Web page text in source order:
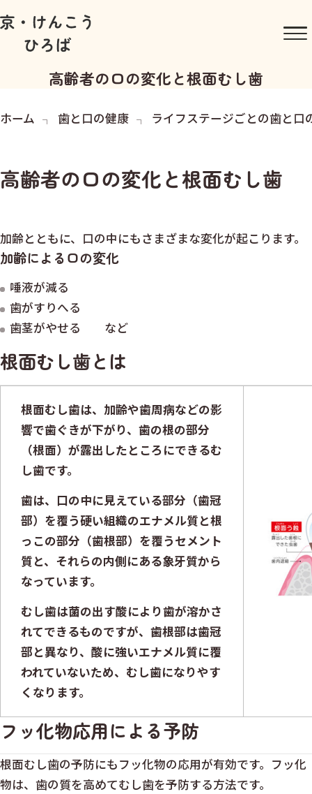
高齢者の口の変化と根面むし歯
ホーム 歯と口の健康 ライフステージごとの歯と口
高齢者の口の変化と根面むし歯
加齢とともに、口の中にもさまざまな変化が起こります。
加齢による口の変化
唾液が減る
歯がすりへる
歯茎がやせる など
根面むし歯とは
根面むし歯は、加齢や歯周病などの影
響で歯ぐきが下がり、歯の根の部分
（根面）が露出したところにできるむ
し歯です。
歯は、口の中に見えている部分（歯冠
部）を覆う硬い組織のエナメル質と根
っこの部分（歯根部）を覆うセメント
質と、それらの内側にある象牙質から
なっています。
むし歯は菌の出す酸により歯が溶かさ
れてできるものですが、歯根部は歯冠
部と異なり、酸に強いエナメル質に覆
われていないため、むし歯になりやす
くなります。
フッ化物応用による予防
根面むし歯の予防にもフッ化物の応用が有効です。フッ化
物は、歯の質を高めてむし歯を予防する方法です。